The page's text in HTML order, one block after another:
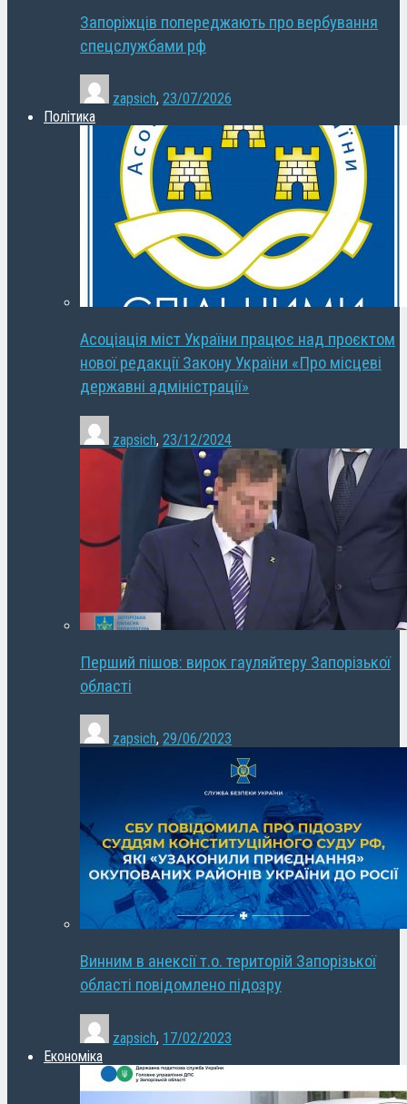
Запоріжців попереджають про вербування
спецслужбами рф
zapsich, 23/07/2026
Політика
Асоціація міст України працює над проєктом
нової редакції Закону України «Про місцеві
державні адміністрації»
zapsich, 23/12/2024
Перший пішов: вирок гауляйтеру Запорізької
області
zapsich, 29/06/2023
Винним в анексії т.о. територій Запорізької
області повідомлено підозру
zapsich, 17/02/2023
Економіка